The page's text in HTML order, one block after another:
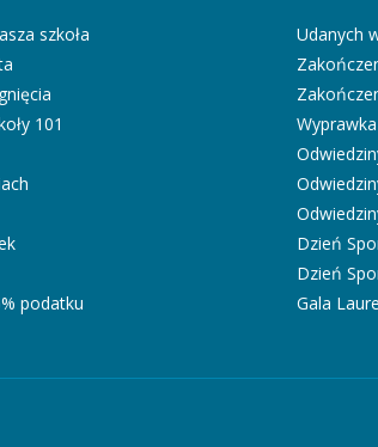
szkoła
101
podatku
Udanych
Wyprawka
Dzień
Dzień
Gala